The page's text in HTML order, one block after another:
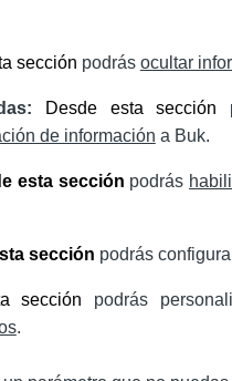
sección podrás ocultar
Desde esta sección
de información a Buk.
esta sección podrás
sección podrás
sección podrás
.